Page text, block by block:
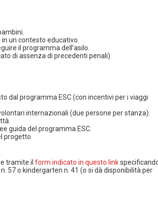
un contesto educativo.
il programma dell’asilo.
di assenza di precedenti penali).
dal programma ESC (con incentivi per i viaggi
internazionali (due persone per stanza).
guida del programma ESC.
progetto
tramite il form indicato in questo link
57 o kindergarten n. 41 (o si dà disponibilità per